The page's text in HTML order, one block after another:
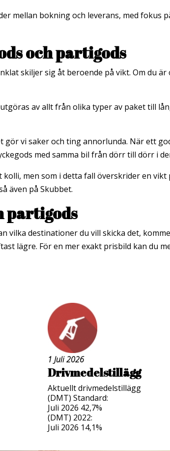
mellan bokning och leverans, med fokus
och partigods
skiljer sig åt beroende på vikt. Om du
av allt från olika typer av paket till
gör vi saker och ting annorlunda. När ett
med samma bil från dörr till dörr i
men som i detta fall överskrider en
även på Skubbet.
partigods
vilka destinationer du vill skicka det,
lägre. För en mer exakt prisbild kan du
1 Juli 2026
Drivmedelstillägg
Aktuellt drivmedelstillägg
(DMT) Standard:
Juli 2026 42,7%
(DMT) 2022:
Juli 2026 14,1%